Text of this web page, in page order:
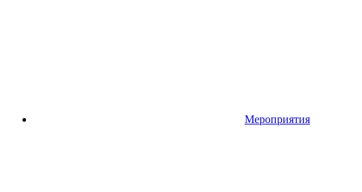
Мероприятия